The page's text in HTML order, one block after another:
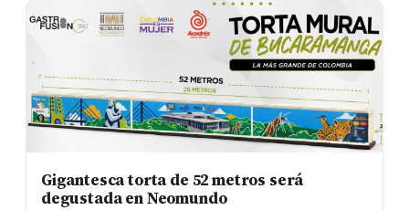
Gigantesca torta de 52 metros será
degustada en Neomundo